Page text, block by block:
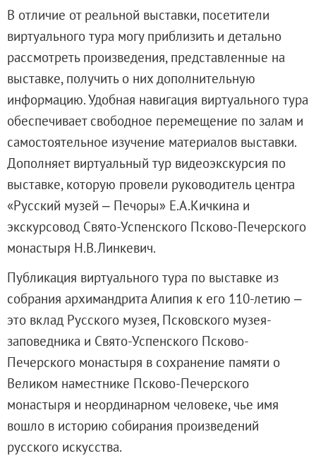
Посетителям
Справочная информация
Адреса и часы работы
О билетах, льготах и услугах
Правила покупки и возврата билетов
Правила посещения музея
Высказать мнение / Сообщить о проблеме
Экскурсии
Лекции и абонементы
Лекторий
Лекции
Абонементы
Программы и мероприятия
Социально-культурные проекты
Для СМИ
О Музее
О музее
Генеральный директор
Дирекция
Дворцы и сады
Михайловский дворец
В отличие от реальной выставки, посетители
виртуального тура могу приблизить и детально
рассмотреть произведения, представленные на
выставке, получить о них дополнительную
информацию. Удобная навигация виртуального тура
обеспечивает свободное перемещение по залам и
самостоятельное изучение материалов выставки.
Дополняет виртуальный тур видеоэкскурсия по
выставке, которую провели руководитель центра
«Русский музей ‒ Печоры» Е.А.Кичкина и
экскурсовод Свято-Успенского Псково-Печерского
монастыря Н.В.Линкевич.
Публикация виртуального тура по выставке из
собрания архимандрита Алипия к его 110-летию ‒
это вклад Русского музея, Псковского музея-
заповедника и Свято-Успенского Псково-
Печерского монастыря в сохранение памяти о
Великом наместнике Псково-Печерского
монастыря и неординарном человеке, чье имя
вошло в историю собирания произведений
русского искусства.